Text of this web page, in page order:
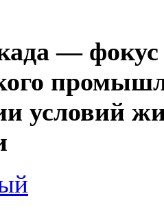
— фокус
условий